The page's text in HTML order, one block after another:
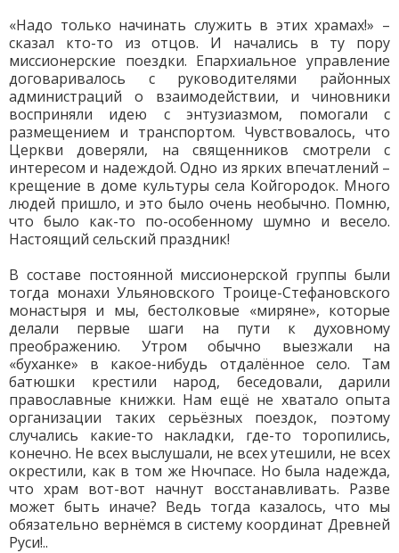
«Надо только начинать служить в этих храмах!» –
сказал кто-то из отцов. И начались в ту пору
миссионерские поездки. Епархиальное управление
договаривалось с руководителями районных
администраций о взаимодействии, и чиновники
восприняли идею с энтузиазмом, помогали с
размещением и транспортом. Чувствовалось, что
Церкви доверяли, на священников смотрели с
интересом и надеждой. Одно из ярких впечатлений –
крещение в доме культуры села Койгородок. Много
людей пришло, и это было очень необычно. Помню,
что было как-то по-особенному шумно и весело.
Настоящий сельский праздник!
В составе постоянной миссионерской группы были
тогда монахи Ульяновского Троице-Стефановского
монастыря и мы, бестолковые «миряне», которые
делали первые шаги на пути к духовному
преображению. Утром обычно выезжали на
«буханке» в какое-нибудь отдалённое село. Там
батюшки крестили народ, беседовали, дарили
православные книжки. Нам ещё не хватало опыта
организации таких серьёзных поездок, поэтому
случались какие-то накладки, где-то торопились,
конечно. Не всех выслушали, не всех утешили, не всех
окрестили, как в том же Нючпасе. Но была надежда,
что храм вот-вот начнут восстанавливать. Разве
может быть иначе? Ведь тогда казалось, что мы
обязательно вернёмся в систему координат Древней
Руси!..